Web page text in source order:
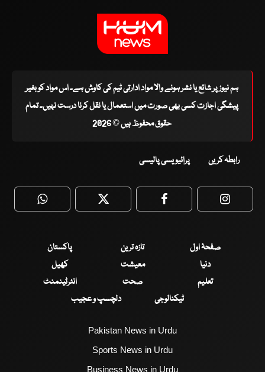
ہم نیوز پر شائع یا نشر ہونے والا مواد ادارتی ٹیم کی کاوش ہے۔ اس مواد کو بغیر
پیشگی اجازت کسی بھی صورت میں استعمال یا نقل کرنا درست نہیں۔ تمام
حقوق محفوظ ہیں © 2026
رابطہ کریں پرائیویسی پالیسی
WhatsApp Twitter Facebook
صفحۂ اول تازہ ترین
پاکستان
دنیا
معیشت
کھیل
تعلیم
صحت
انٹرٹینمنٹ
ٹیکنالوجی
دلچسپ و عجیب
Pakistan News in Urdu
Sports News in Urdu
Business News in Urdu